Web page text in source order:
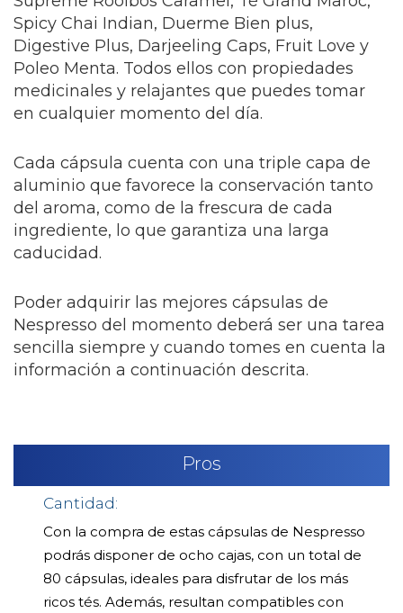
Spicy Chai Indian, Duerme Bien plus,
Digestive Plus, Darjeeling Caps, Fruit Love y
Poleo Menta. Todos ellos con propiedades
medicinales y relajantes que puedes tomar
en cualquier momento del día.
Cada cápsula cuenta con una triple capa de
aluminio que favorece la conservación tanto
del aroma, como de la frescura de cada
ingrediente, lo que garantiza una larga
caducidad.
Poder adquirir las mejores cápsulas de
Nespresso del momento deberá ser una tarea
sencilla siempre y cuando tomes en cuenta la
información a continuación descrita.
Pros
Cantidad:
Con la compra de estas cápsulas de Nespresso
podrás disponer de ocho cajas, con un total de
80 cápsulas, ideales para disfrutar de los más
ricos tés. Además, resultan compatibles con